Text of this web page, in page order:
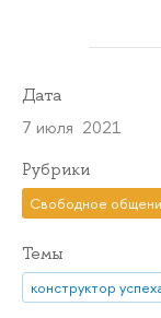
Дата
7 июля 2021
Рубрики
Свободное
Темы
конструктор